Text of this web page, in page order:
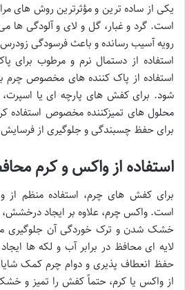
یکی از ساده ترین و مؤثرترین روش های
است. گرد و غبار، گل و لای و آلودگی ها می
رویه آسیب رسانده و باعث فرسودگی
استفاده از دستمال نرم و مرطوب برای
استفاده از پاک کننده های مخصوص چرم
شود. برای کفش های پارچه ای یا
محلول های تمیزکننده مخصوص استفاده
برای حفظ چسبندگی و جلوگیری از
استفاده از واکس و کرم
برای کفش های چرم، استفاده منظم
است. واکس چرم، علاوه بر ایجاد درخشش،
خشک شدن و ترک خوردگی آن جلوگیری
لایه ای محافظ در برابر آب و لکه ها
حفظ انعطاف پذیری و دوام چرم کمک
از واکس یا کرم، حتماً کفش را تمیز و